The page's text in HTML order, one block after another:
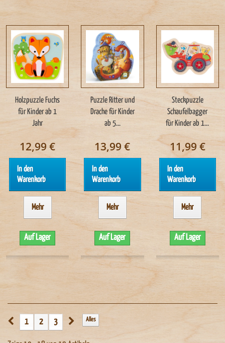
Holzpuzzle Fuchs
für Kinder ab 1
Jahr
12,99 €
In den
Warenkorb
Mehr
Auf Lager
Puzzle Ritter und
Drache für Kinder
ab 5...
13,99 €
In den
Warenkorb
Mehr
Auf Lager
Steckpuzzle
Schaufelbagger
für Kinder ab 1...
11,99 €
In den
Warenkorb
Mehr
Auf Lager
Alles
1 2 3